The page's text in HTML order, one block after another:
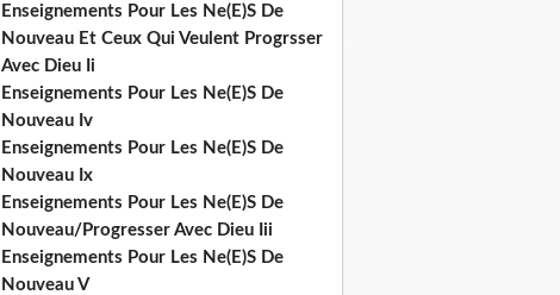
Enseignements Pour Les Ne(E)S De
Nouveau Et Ceux Qui Veulent Progrsser
Avec Dieu Ii
Enseignements Pour Les Ne(E)S De
Nouveau Iv
Enseignements Pour Les Ne(E)S De
Nouveau Ix
Enseignements Pour Les Ne(E)S De
Nouveau/Progresser Avec Dieu Iii
Enseignements Pour Les Ne(E)S De
Nouveau V